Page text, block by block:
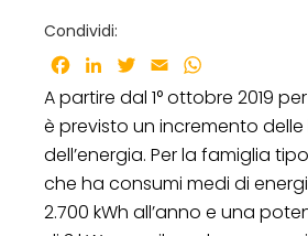
Condividi:
Facebook
LinkedInTwitter
Email
A partire dal 1° ottobre 2019
è previsto un incremento
dell’energia. Per la famiglia
che ha consumi medi di
2.700 kWh all’anno e una